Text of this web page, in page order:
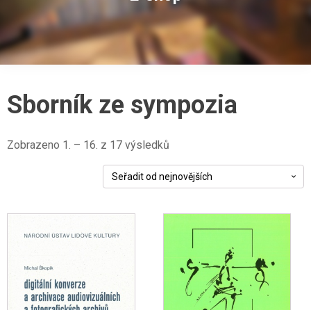
Sborník ze sympozia
Zobrazeno 1. – 16. z 17 výsledků
od
nejnovějších